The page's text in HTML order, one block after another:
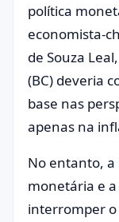
política
economista-
de Souza
(BC) deveria
base nas
apenas na
No entanto,
monetária e
interromper o